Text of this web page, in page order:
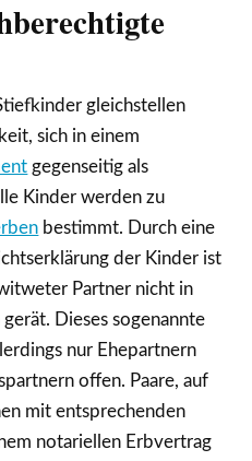
gleichstellen
sich in einem
gegenseitig als
Kinder werden zu
bestimmt. Durch eine
der Kinder ist
Partner nicht in
Dieses sogenannte
nur Ehepartnern
offen. Paare, auf
mit entsprechenden
notariellen Erbvertrag